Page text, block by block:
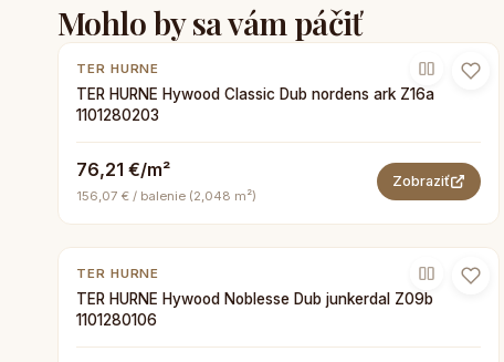
Mohlo by sa vám páčiť
TER HURNE
TER HURNE Hywood Classic Dub nordens ark Z16a
1101280203
76,21 €/m²
156,07 € / balenie (2,048 m²)
Zobraziť
TER HURNE
TER HURNE Hywood Noblesse Dub junkerdal Z09b
1101280106